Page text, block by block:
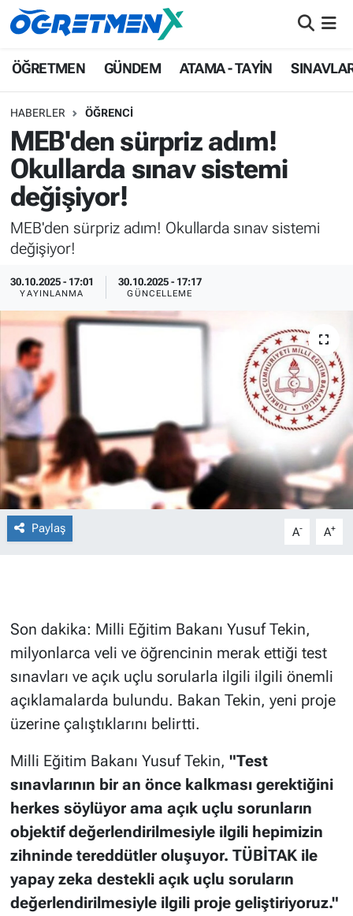
ÖĞRETMEN GÜNDEM ATAMA - TAYİN
HABERLER ÖĞRENCİ
MEB'den sürpriz adım!
Okullarda sınav sistemi
değişiyor!
MEB'den sürpriz adım! Okullarda sınav sistemi
değişiyor!
30.10.2025 - 17:01
YAYINLANMA
30.10.2025 - 17:17
GÜNCELLEME
Paylaş A- A+
Son dakika: Milli Eğitim Bakanı Yusuf Tekin,
milyonlarca veli ve öğrencinin merak ettiği test
sınavları ve açık uçlu sorularla ilgili ilgili önemli
açıklamalarda bulundu. Bakan Tekin, yeni proje
üzerine çalıştıklarını belirtti.
Milli Eğitim Bakanı Yusuf Tekin, "Test
sınavlarının bir an önce kalkması gerektiğini
herkes söylüyor ama açık uçlu sorunların
objektif değerlendirilmesiyle ilgili hepimizin
zihninde tereddütler oluşuyor. TÜBİTAK ile
yapay zeka destekli açık uçlu soruların
değerlendirilmesiyle ilgili proje geliştiriyoruz."
ÖĞRETMEN
ATAMA - TAYİN
SINAVLAR
HAYATIN İÇİNDEN
UZMAN ÖĞRETMENLİK
EKONOMİ
İstanbul Nöbetçi Eczaneler
İstanbul Namaz Vakitleri
İstanbul Trafik Yoğunluk Haritası
Süper Lig Puan Durumu ve Fikstür
Tüm Manşetler
Son Dakika Haberleri
Haber Arşivi